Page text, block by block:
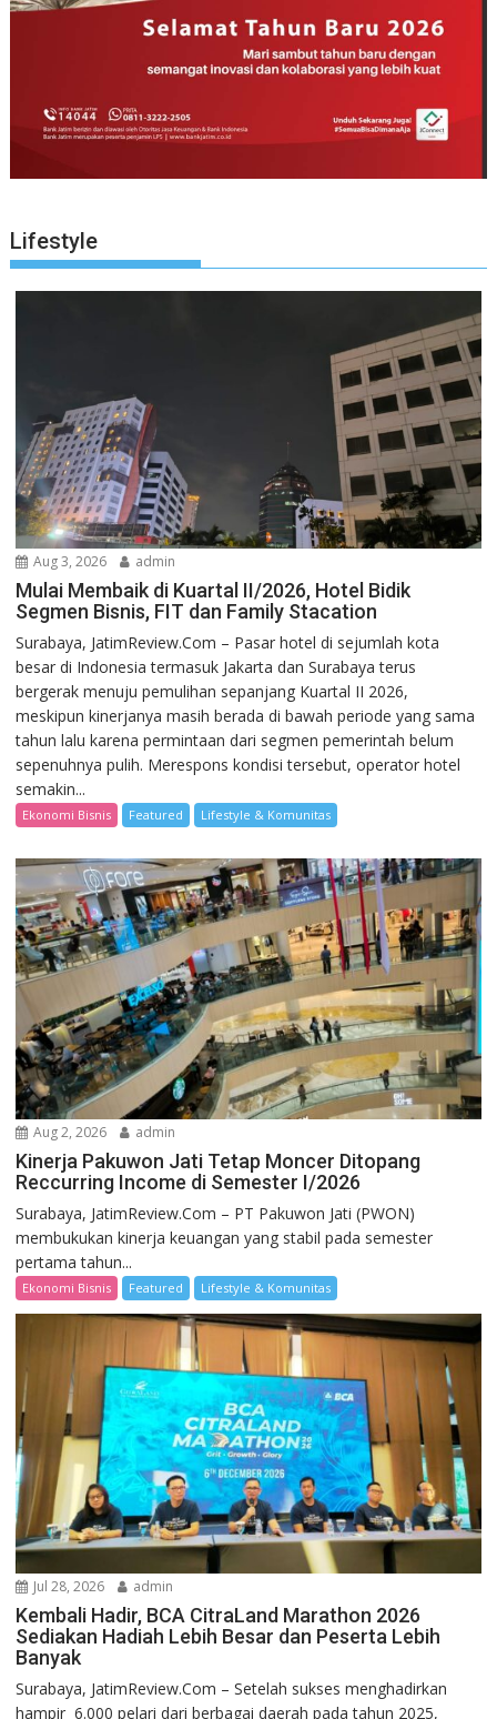
Lifestyle
Aug 3, 2026 admin
Mulai Membaik di Kuartal II/2026, Hotel Bidik
Segmen Bisnis, FIT dan Family Stacation
Surabaya, JatimReview.Com – Pasar hotel di sejumlah kota
besar di Indonesia termasuk Jakarta dan Surabaya terus
bergerak menuju pemulihan sepanjang Kuartal II 2026,
meskipun kinerjanya masih berada di bawah periode yang sama
tahun lalu karena permintaan dari segmen pemerintah belum
sepenuhnya pulih. Merespons kondisi tersebut, operator hotel
semakin...
Ekonomi Bisnis Featured Lifestyle & Komunitas
Aug 2, 2026 admin
Kinerja Pakuwon Jati Tetap Moncer Ditopang
Reccurring Income di Semester I/2026
Surabaya, JatimReview.Com – PT Pakuwon Jati (PWON)
membukukan kinerja keuangan yang stabil pada semester
pertama tahun...
Ekonomi Bisnis Featured Lifestyle & Komunitas
Jul 28, 2026 admin
Kembali Hadir, BCA CitraLand Marathon 2026
Sediakan Hadiah Lebih Besar dan Peserta Lebih
Banyak
Surabaya, JatimReview.Com – Setelah sukses menghadirkan
hampir 6.000 pelari dari berbagai daerah pada tahun 2025,